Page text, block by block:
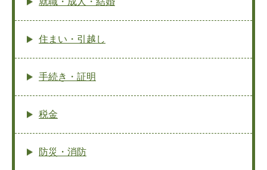
住まい・引越し
手続き・証明
税金
防災・消防